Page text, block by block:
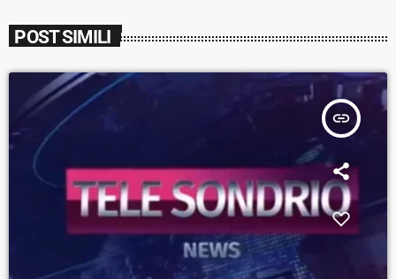
POST SIMILI
insert_link